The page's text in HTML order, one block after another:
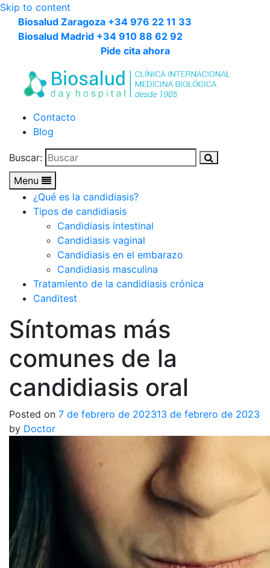
Skip to content
Biosalud Zaragoza +34 976 22 11 33
Biosalud Madrid +34 910 88 62 92
Pide cita ahora
Contacto
Blog
Buscar:
Menu
¿Qué es la candidiasis?
Tipos de candidiasis
Candidiasis intestinal
Candidiasis vaginal
Candidiasis en el embarazo
Candidiasis masculina
Tratamiento de la candidiasis crónica
Canditest
Síntomas más
comunes de la
candidiasis oral
Posted on 7 de febrero de 202313 de febrero de 2023
by Doctor